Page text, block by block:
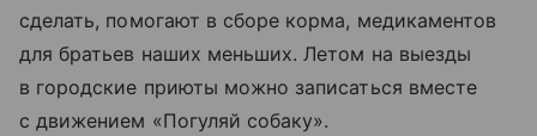
сделать, помогают в сборе корма, медикаментов
для братьев наших меньших. Летом на выезды
в городские приюты можно записаться вместе
с движением «Погуляй собаку».